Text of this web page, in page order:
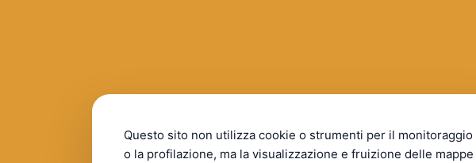
Questo sito non utilizza cookie o strumenti per il monitoraggio
o la profilazione, ma la visualizzazione e fruizione delle mappe